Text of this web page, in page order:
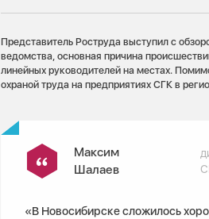
Представитель Роструда выступил с
ведомства, основная причина
линейных руководителей на местах.
охраной труда на предприятиях СГК в
Максим
Шалаев
«В Новосибирске сложилось